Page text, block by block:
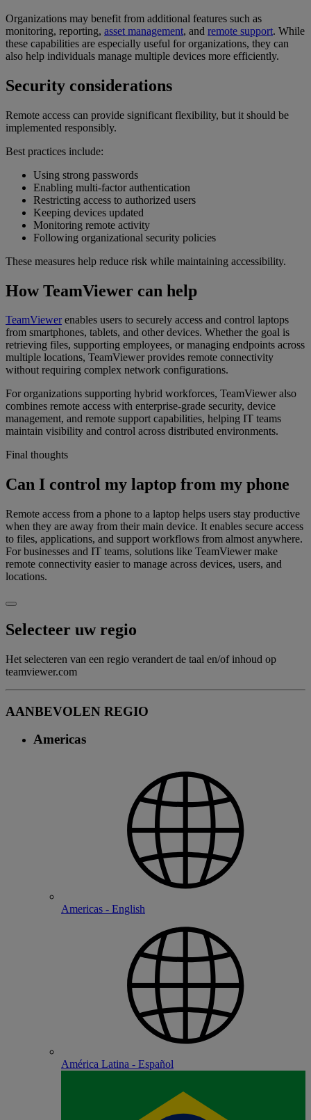
Organizations may benefit from additional features such as
monitoring, reporting, asset management, and remote support. While
these capabilities are especially useful for organizations, they can
also help individuals manage multiple devices more efficiently.
Security considerations
Remote access can provide significant flexibility, but it should be
implemented responsibly.
Best practices include:
Using strong passwords
Enabling multi-factor authentication
Restricting access to authorized users
Keeping devices updated
Monitoring remote activity
Following organizational security policies
These measures help reduce risk while maintaining accessibility.
How TeamViewer can help
TeamViewerenables users to securely access and control laptops
from smartphones, tablets, and other devices. Whether the goal is
retrieving files, supporting employees, or managing endpoints across
multiple locations, TeamViewer provides remote connectivity
without requiring complex network configurations.
For organizations supporting hybrid workforces, TeamViewer also
combines remote access with enterprise-grade security, device
management, and remote support capabilities, helping IT teams
maintain visibility and control across distributed environments.
Final thoughts
Can I control my laptop from my phone
Remote access from a phone to a laptop helps users stay productive
when they are away from their main device. It enables secure access
to files, applications, and support workflows from almost anywhere.
For businesses and IT teams, solutions like TeamViewer make
remote connectivity easier to manage across devices, users, and
locations.
Selecteer uw regio
Het selecteren van een regio verandert de taal en/of inhoud op
teamviewer.com
AANBEVOLEN REGIO
Americas
Americas - English
América Latina - Español